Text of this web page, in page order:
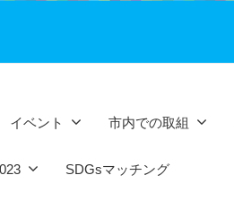
イベント 市内での取組
SDGsマッチング